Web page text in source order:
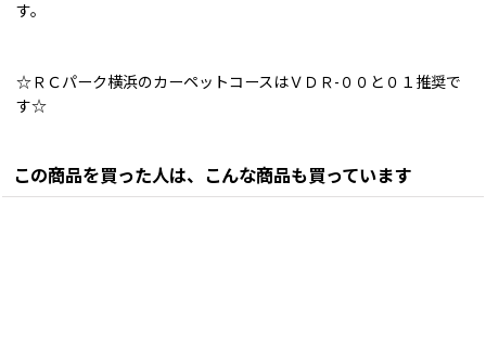
す。
☆ＲＣパーク横浜のカーペットコースはＶＤＲ-００と０１推奨で
す☆
この商品を買った人は、こんな商品も買っています